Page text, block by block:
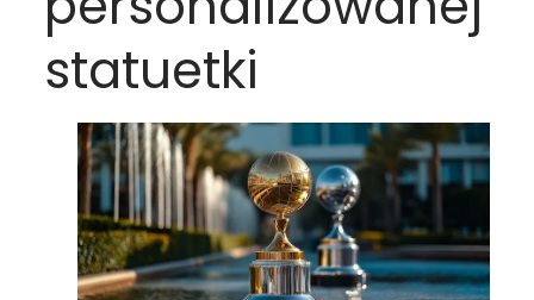
statuetki